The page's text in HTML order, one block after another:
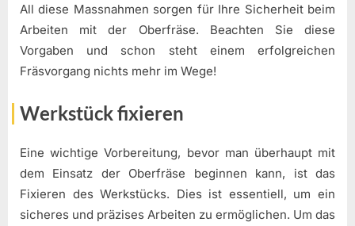
All diese Massnahmen sorgen für Ihre Sicherheit beim
Arbeiten mit der Oberfräse. Beachten Sie diese
Vorgaben und schon steht einem erfolgreichen
Fräsvorgang nichts mehr im Wege!
Werkstück fixieren
Eine wichtige Vorbereitung, bevor man überhaupt mit
dem Einsatz der Oberfräse beginnen kann, ist das
Fixieren des Werkstücks. Dies ist essentiell, um ein
sicheres und präzises Arbeiten zu ermöglichen. Um das